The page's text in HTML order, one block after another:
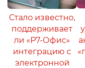
Стало известно,
поддерживает
ли «Р7-Офис»
интеграцию с
электронной